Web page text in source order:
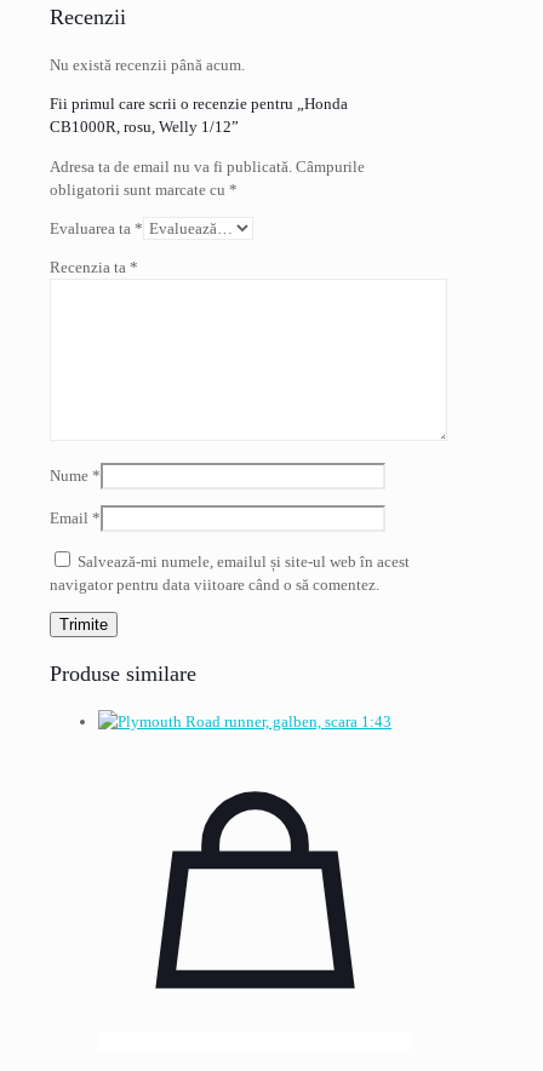
Recenzii
Nu există recenzii până acum.
Fii primul care scrii o recenzie pentru „Honda
CB1000R, rosu, Welly 1/12”
Adresa ta de email nu va fi publicată. Câmpurile
obligatorii sunt marcate cu *
Evaluarea ta *
Recenzia ta *
Nume *
Email *
Salvează-mi numele, emailul și site-ul web în acest
navigator pentru data viitoare când o să comentez.
Produse similare